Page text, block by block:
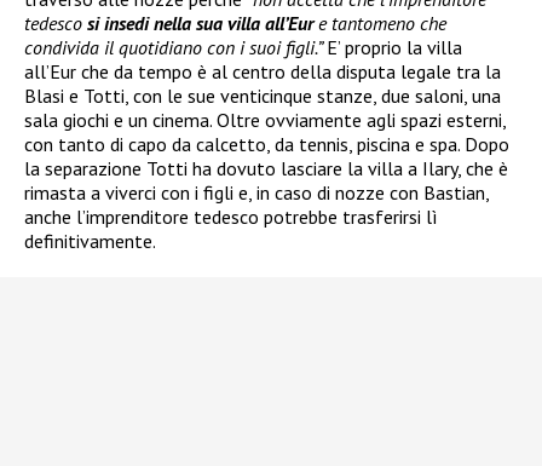
tedesco si insedi nella sua villa all’Eure tantomeno che
condivida il quotidiano con i suoi figli.”E’ proprio la villa
all’Eur che da tempo è al centro della disputa legale tra la
Blasi e Totti, con le sue venticinque stanze, due saloni, una
sala giochi e un cinema. Oltre ovviamente agli spazi esterni,
con tanto di capo da calcetto, da tennis, piscina e spa. Dopo
la separazione Totti ha dovuto lasciare la villa a Ilary, che è
rimasta a viverci con i figli e, in caso di nozze con Bastian,
anche l’imprenditore tedesco potrebbe trasferirsi lì
definitivamente.